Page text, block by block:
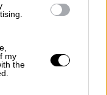
my
the
αίτια